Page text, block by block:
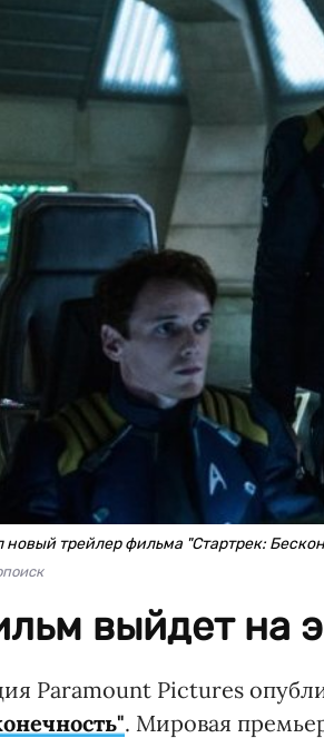
трейлер фильма "Стартрек:
выйдет на
Paramount Pictures
. Мировая